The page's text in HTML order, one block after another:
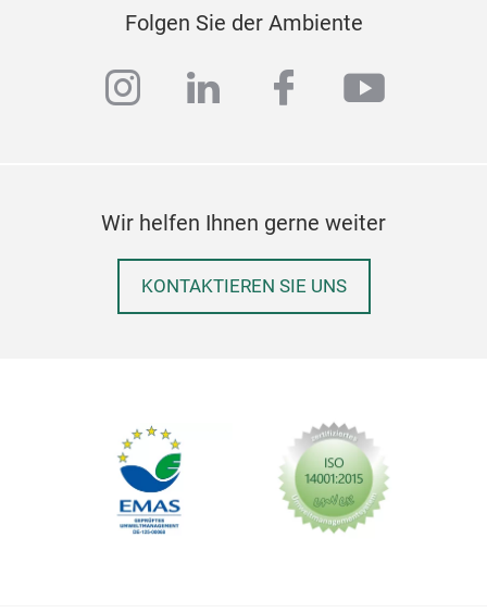
Folgen Sie der Ambiente
instagram
linkedinfacebook
Wir helfen Ihnen gerne weiter
KONTAKTIEREN SIE UNS